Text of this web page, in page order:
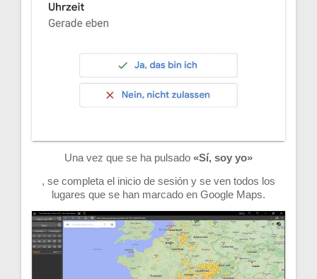
Una vez que se ha pulsado «Sí, soy yo»
, se completa el inicio de sesión y se ven todos los
lugares que se han marcado en Google Maps.